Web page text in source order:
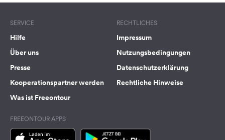
auf
Media
SERVICE
Hilfe
Über uns
Presse
Kooperationspartner werden
Was ist Freeontour
RECHTLICHES
Impressum
Nutzungsbedingungen
Datenschutzerklärung
Rechtliche Hinweise
FREEONTOUR APPS